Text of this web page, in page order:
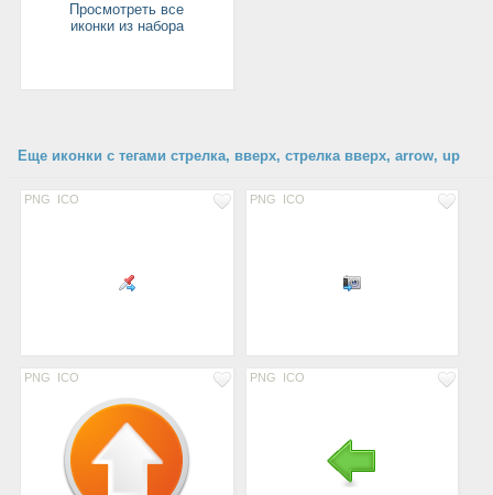
Просмотреть все
иконки из набора
Еще иконки с тегами стрелка, вверх, стрелка вверх, arrow, up
PNG ICO PNG ICO
PNG ICO PNG ICO